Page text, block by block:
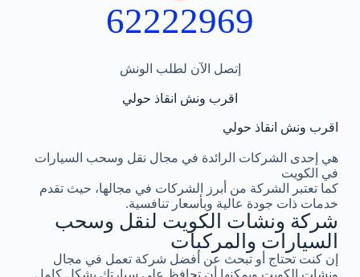
62222969
إتصل الآن لطلب الونش
اقرب ونش انقاذ حولي
اقرب ونش انقاذ حولي
هي إحدى الشركات الرائدة في مجال نقل وسحب السيارات
في الكويت
كما تعتبر الشركة من أبرز الشركات في مجالها، حيث تقدم
خدمات ذات جودة عالية وبأسعار تنافسية.
شركة ونشات الكويت لنقل وسحب
السيارات والمركبات
إن كنت تحتاج أو تبحث عن أفضل شركة تعمل في مجال
ونشات الكويت ويمكنها أن تحافظ على سيارتك بشكل كامل